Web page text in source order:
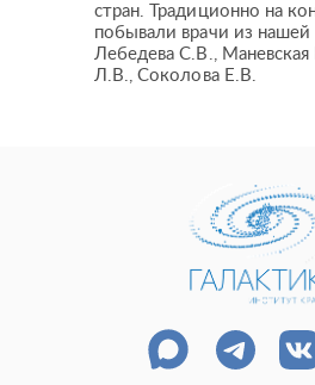
Пластические
Пластические
До и после
Внести
Отделение
Цены Налоговый
стран. Традиционно на
побывали врачи из нашей
Лебедева С.В., Маневская
Л.В., Соколова Е.В.